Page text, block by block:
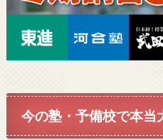
今の塾・予備校で本当